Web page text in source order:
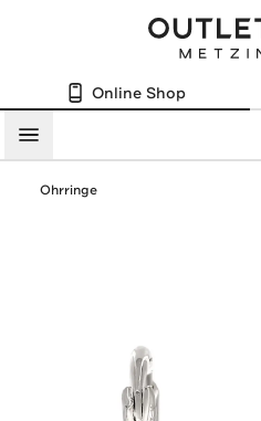
Online Shop
Menü
Ohrringe